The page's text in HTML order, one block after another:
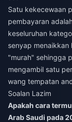
Satu kekecewaan
pembayaran
keseluruhan
senyap
"murah" sehingga
mengambil satu
wang tempatan
Soalan Lazim
Apakah cara
Arab Saudi pada